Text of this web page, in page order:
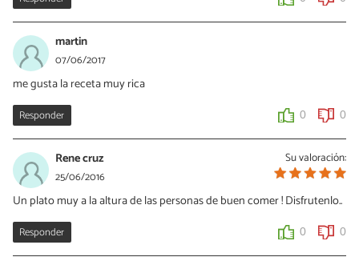
martin
07/06/2017
me gusta la receta muy rica
Responder 0 0
Su valoración:
Rene cruz
25/06/2016
Un plato muy a la altura de las personas de buen comer ! Disfrutenlo..
Responder 0 0